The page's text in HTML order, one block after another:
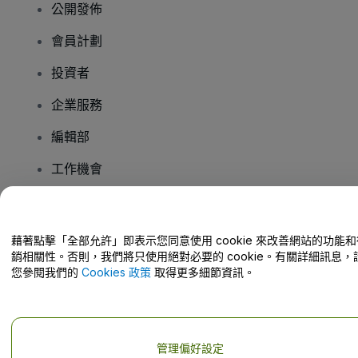
公開發佈
會員計劃
投資者
企業服務
編輯部
工作機會
幫助中心 / 聯絡我們
藉著點擊「全部允許」即表示您同意使用 cookie 來改善網站的功能
銷相關性。否則，我們將只使用絕對必要的 cookie。有關詳細訊息，
您參閱我們的 Cookies 政策 取得更多細節資訊。
管理偏好設定